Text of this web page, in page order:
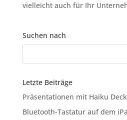
vielleicht auch für Ihr
Suchen nach
Letzte Beiträge
Präsentationen mit Haiku
Bluetooth-Tastatur auf dem